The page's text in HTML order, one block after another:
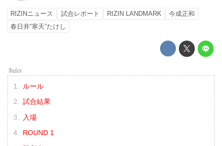
RIZINニュース 試合レポート RIZIN LANDMARK
今成正和
春日井“寒天”たけし
ルール
試合結果
入場
ROUND 1